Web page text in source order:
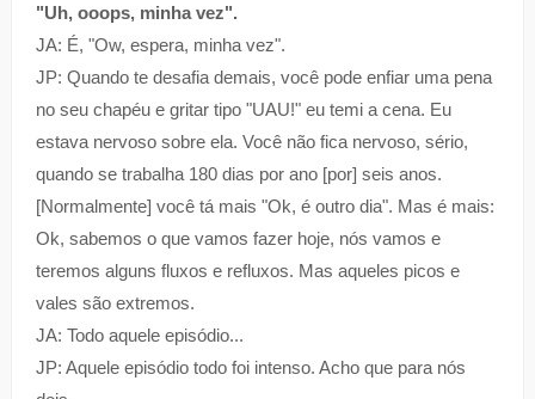
"Uh, ooops, minha vez".
JA: É, "Ow, espera, minha vez".
JP: Quando te desafia demais, você pode enfiar uma pena
no seu chapéu e gritar tipo "UAU!" eu temi a cena. Eu
estava nervoso sobre ela. Você não fica nervoso, sério,
quando se trabalha 180 dias por ano [por] seis anos.
[Normalmente] você tá mais "Ok, é outro dia". Mas é mais:
Ok, sabemos o que vamos fazer hoje, nós vamos e
teremos alguns fluxos e refluxos. Mas aqueles picos e
vales são extremos.
JA: Todo aquele episódio...
JP: Aquele episódio todo foi intenso. Acho que para nós